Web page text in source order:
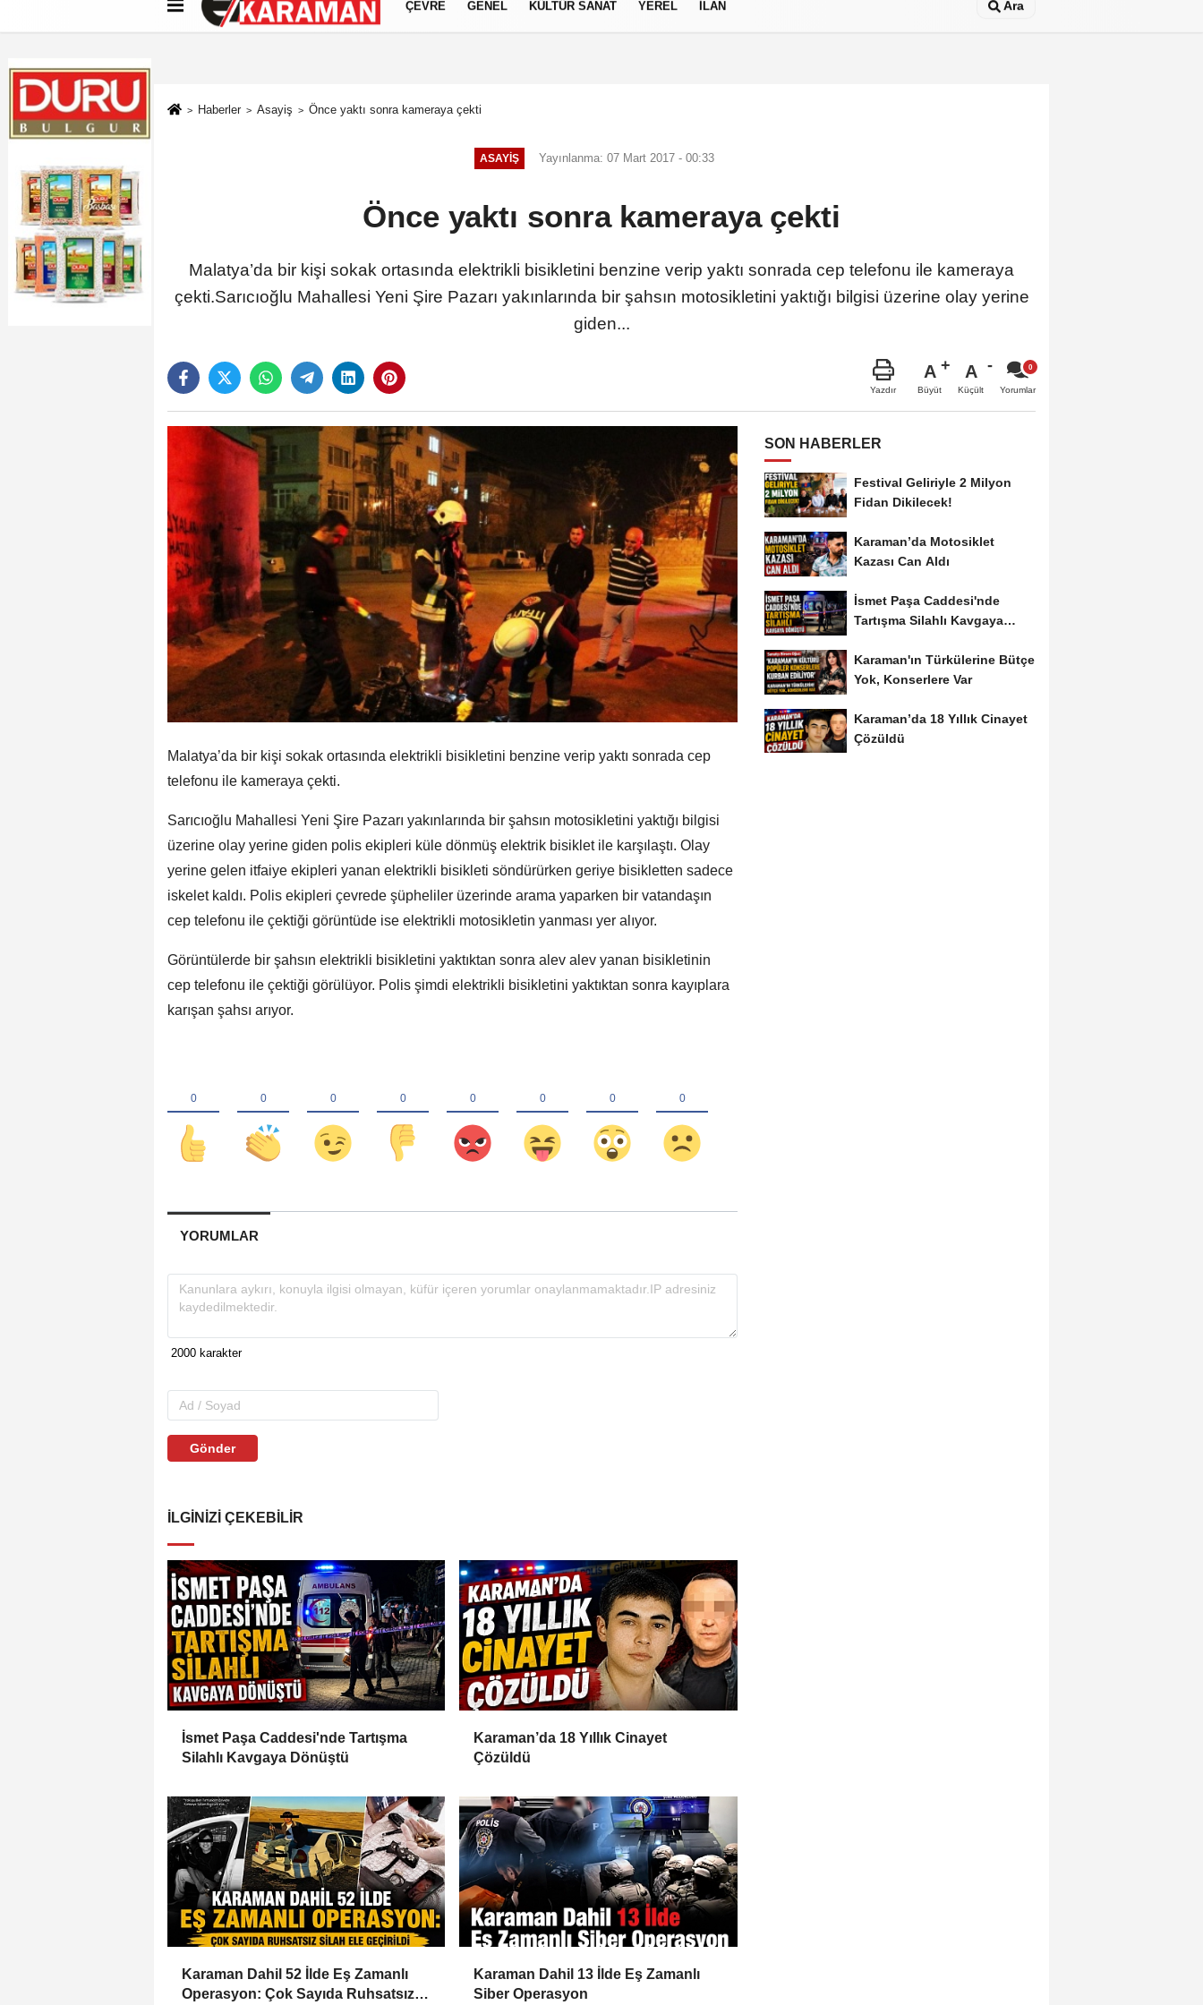
Künye İletişim Çerez Politikası Gizlilik İlkeleri
ÇEVRE GENEL KÜLTÜR SANAT YEREL İLAN Ara
Haberler Asayiş Önce yaktı sonra kameraya çekti
ASAYIŞ Yayınlanma: 07 Mart 2017 - 00:33
Önce yaktı sonra kameraya çekti
Malatya’da bir kişi sokak ortasında elektrikli bisikletini benzine verip yaktı sonrada cep telefonu ile kameraya
çekti.Sarıcıoğlu Mahallesi Yeni Şire Pazarı yakınlarında bir şahsın motosikletini yaktığı bilgisi üzerine olay yerine
giden...
Yazdır
A
Büyüt
A
Küçült Yorumlar
Malatya’da bir kişi sokak ortasında elektrikli bisikletini benzine verip yaktı sonrada cep
telefonu ile kameraya çekti.
Sarıcıoğlu Mahallesi Yeni Şire Pazarı yakınlarında bir şahsın motosikletini yaktığı bilgisi
üzerine olay yerine giden polis ekipleri küle dönmüş elektrik bisiklet ile karşılaştı. Olay
yerine gelen itfaiye ekipleri yanan elektrikli bisikleti söndürürken geriye bisikletten sadece
iskelet kaldı. Polis ekipleri çevrede şüpheliler üzerinde arama yaparken bir vatandaşın
cep telefonu ile çektiği görüntüde ise elektrikli motosikletin yanması yer alıyor.
Görüntülerde bir şahsın elektrikli bisikletini yaktıktan sonra alev alev yanan bisikletinin
cep telefonu ile çektiği görülüyor. Polis şimdi elektrikli bisikletini yaktıktan sonra kayıplara
karışan şahsı arıyor.
YORUMLAR
Gönder
İLGINIZI ÇEKEBILIR
İsmet Paşa Caddesi'nde Tartışma
Silahlı Kavgaya Dönüştü
Karaman’da 18 Yıllık Cinayet
Çözüldü
Karaman Dahil 52 İlde Eş Zamanlı
Operasyon: Çok Sayıda Ruhsatsız
Karaman Dahil 13 İlde Eş Zamanlı
Siber Operasyon
SON HABERLER
Festival Geliriyle 2 Milyon
Fidan Dikilecek!
Karaman’da Motosiklet
Kazası Can Aldı
İsmet Paşa Caddesi'nde
Tartışma Silahlı Kavgaya
Karaman'ın Türkülerine Bütçe
Yok, Konserlere Var
Karaman’da 18 Yıllık Cinayet
Çözüldü